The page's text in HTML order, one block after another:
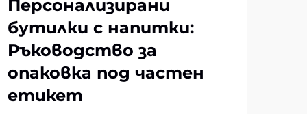
Персонализирани
бутилки с напитки:
Ръководство за
опаковка под частен
етикет